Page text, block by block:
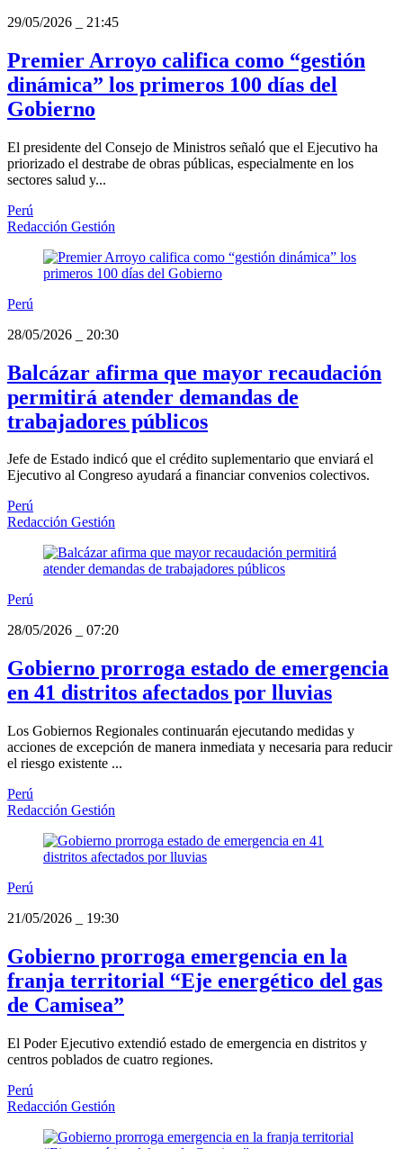
29/05/2026
21:45
Premier Arroyo califica como “gestión
dinámica” los primeros 100 días del
Gobierno
El presidente del Consejo de Ministros señaló que el Ejecutivo ha
priorizado el destrabe de obras públicas, especialmente en los
sectores salud y...
Perú
Redacción Gestión
Perú
28/05/2026
20:30
Balcázar afirma que mayor recaudación
permitirá atender demandas de
trabajadores públicos
Jefe de Estado indicó que el crédito suplementario que enviará el
Ejecutivo al Congreso ayudará a financiar convenios colectivos.
Perú
Redacción Gestión
Perú
28/05/2026
07:20
Gobierno prorroga estado de emergencia
en 41 distritos afectados por lluvias
Los Gobiernos Regionales continuarán ejecutando medidas y
acciones de excepción de manera inmediata y necesaria para reducir
el riesgo existente ...
Perú
Redacción Gestión
Perú
21/05/2026
19:30
Gobierno prorroga emergencia en la
franja territorial “Eje energético del gas
de Camisea”
El Poder Ejecutivo extendió estado de emergencia en distritos y
centros poblados de cuatro regiones.
Perú
Redacción Gestión